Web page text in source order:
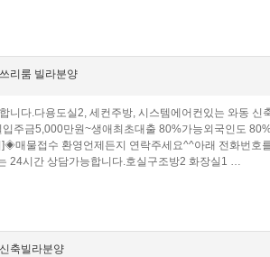
리룸 빌라분양
니다.다용도실2, 세컨주방, 시스템에어컨있는 와동
주금5,000만원~생애최초대출 80%가능외국인도
매물접수 환영언제든지 연락주세요^^아래 전화번호
24시간 상담가능합니다.​호실구조방2 화장실1 …
축빌라분양